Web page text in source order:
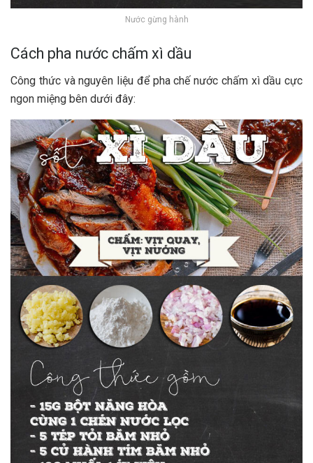
Nước gừng hành
Cách pha nước chấm xì dầu
Công thức và nguyên liệu để pha chế nước chấm xì dầu cực
ngon miệng bên dưới đây: